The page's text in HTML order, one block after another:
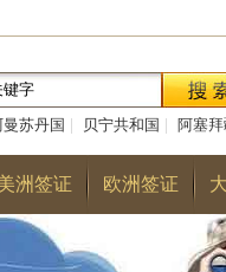
曼苏丹国 贝宁共和国
阿塞
尔巴尼亚共和国|多哥共和国
洲签证 欧洲签证